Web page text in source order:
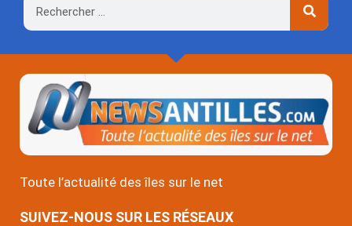
Rechercher
Toute l’actualité des îles sur le net
SUIVEZ-NOUS SUR LES RÉSEAUX